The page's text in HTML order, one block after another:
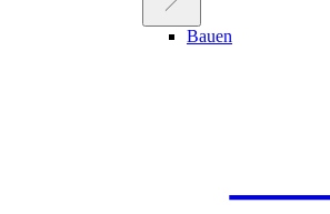
Bauen